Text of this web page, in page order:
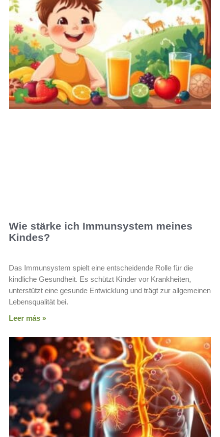
Wie stärke ich Immunsystem meines
Kindes?
Das Immunsystem spielt eine entscheidende Rolle für die
kindliche Gesundheit. Es schützt Kinder vor Krankheiten,
unterstützt eine gesunde Entwicklung und trägt zur allgemeinen
Lebensqualität bei.
Leer más »